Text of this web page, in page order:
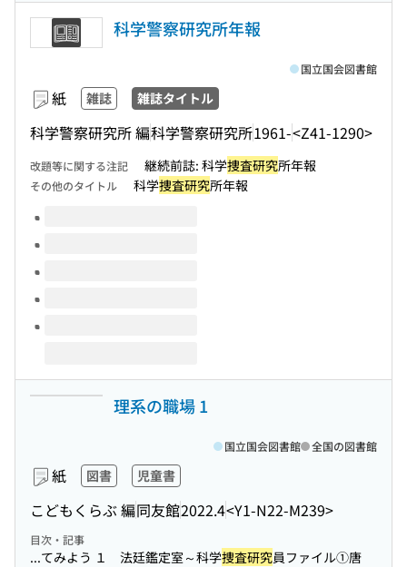
科学警察研究所年報
紙 雑誌 雑誌タイトル
科学警察研究所 編科学警察研究所1961-<Z41-1290>
国立国会図書館
改題等に関する注記 継続前誌: 科学捜査研究所年報
その他のタイトル 科学捜査研究所年報
このタイトルの巻号
理系の職場 1
紙 図書 児童書
こどもくらぶ 編同友館2022.4<Y1-N22-M239>
国立国会図書館 全国の図書館
目次・記事
...てみよう １ 法廷鑑定室～科学捜査研究員ファイル①唐